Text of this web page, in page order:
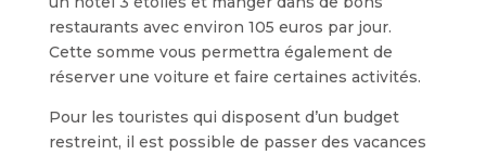
restaurants avec environ 105 euros par jour.
Cette somme vous permettra également de
réserver une voiture et faire certaines activités.
Pour les touristes qui disposent d’un budget
restreint, il est possible de passer des vacances